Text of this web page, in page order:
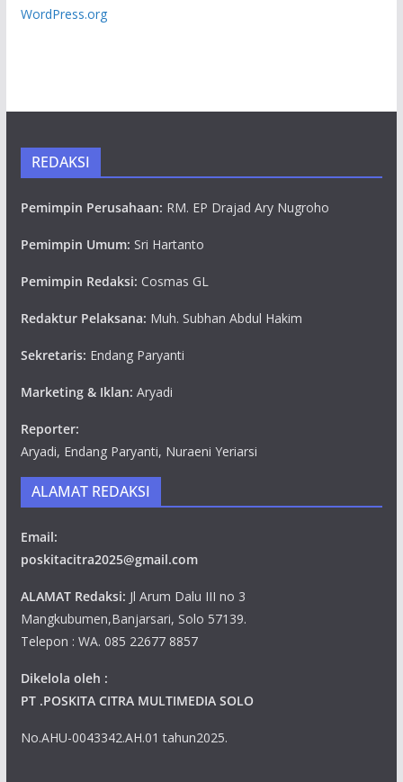
WordPress.org
REDAKSI
Pemimpin Perusahaan: RM. EP Drajad Ary Nugroho
Pemimpin Umum: Sri Hartanto
Pemimpin Redaksi: Cosmas GL
Redaktur Pelaksana: Muh. Subhan Abdul Hakim
Sekretaris: Endang Paryanti
Marketing & Iklan: Aryadi
Reporter:
Aryadi, Endang Paryanti, Nuraeni Yeriarsi
ALAMAT REDAKSI
Email:
poskitacitra2025@gmail.com
ALAMAT Redaksi: Jl Arum Dalu III no 3
Mangkubumen,Banjarsari, Solo 57139.
Telepon : WA. 085 22677 8857
Dikelola oleh :
PT .POSKITA CITRA MULTIMEDIA SOLO
No.AHU-0043342.AH.01 tahun2025.